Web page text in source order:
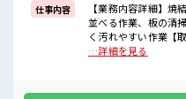
■職場の雰囲気
キバツ過ぎなければ髪色・髪
あなたの個性を大事にできます♪
安心してお仕事に集中♪
仕事内容
【業務内容詳細】焼
並べる作業、板の清
く汚れやすい作業【取扱製
理なくお給料に残業
ずOK♪ ≪未経験OK
…詳細を見る